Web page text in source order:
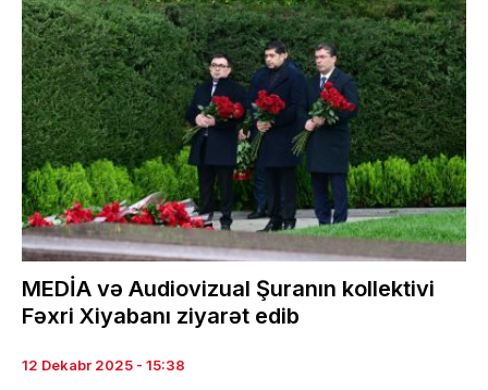
MEDİA və Audiovizual Şuranın kollektivi
Fəxri Xiyabanı ziyarət edib
12 Dekabr 2025 - 15:38